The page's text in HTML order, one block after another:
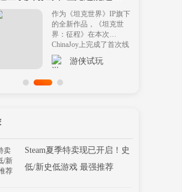
作为《坦克世界》IP旗下
的全新作品，《坦克世
界：征程》在本次
ChinaJoy上完成了首次线
下公开亮相。
游侠试玩
Steam夏季特卖现已开启！史
低/新史低游戏 最强推荐